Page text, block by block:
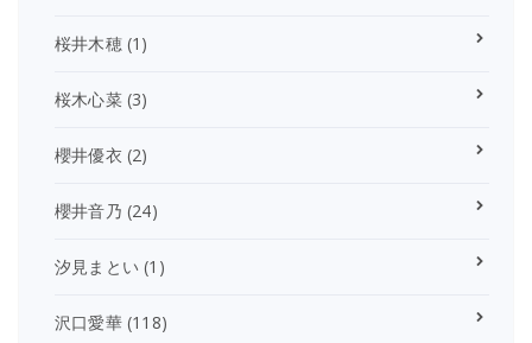
桜井木穂(1)
桜木心菜(3)
櫻井優衣 (2)
櫻井音乃 (24)
汐見まとい (1)
沢口愛華(118)